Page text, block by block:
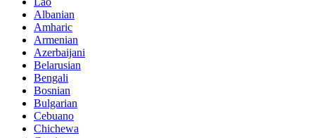
Albanian
Amharic
Armenian
Azerbaijani
Belarusian
Bengali
Bosnian
Bulgarian
Cebuano
Chichewa